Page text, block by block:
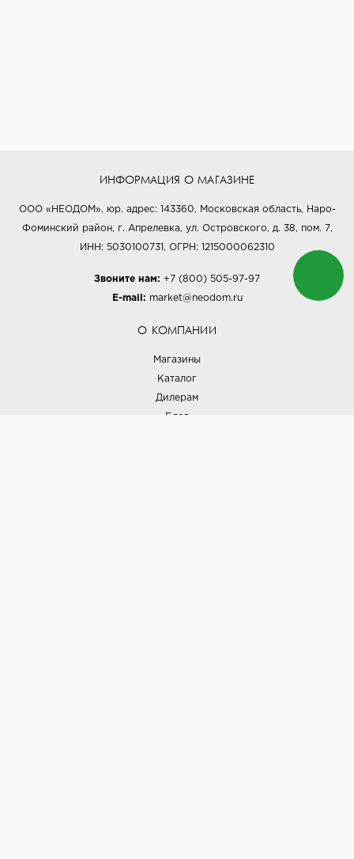
ИНФОРМАЦИЯ О МАГАЗИНЕ
ООО «НЕОДОМ», юр. адрес: 143360, Московская область, Наро-
Фоминский район, г. Апрелевка, ул. Островского, д. 38, пом. 7,
ИНН: 5030100731, ОГРН: 1215000062310
Звоните нам: +7 (800) 505-97-97
E-mail: market@neodom.ru
О КОМПАНИИ
Магазины
Каталог
Дилерам
Блог